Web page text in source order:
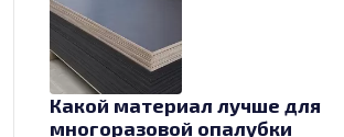
Какой материал лучше для
многоразовой опалубки